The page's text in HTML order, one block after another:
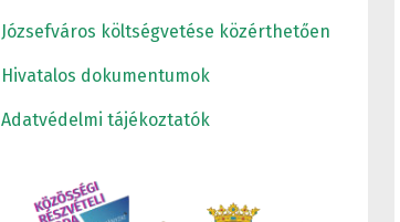
Józsefváros költségvetése közérthetően
Hivatalos dokumentumok
Adatvédelmi tájékoztatók